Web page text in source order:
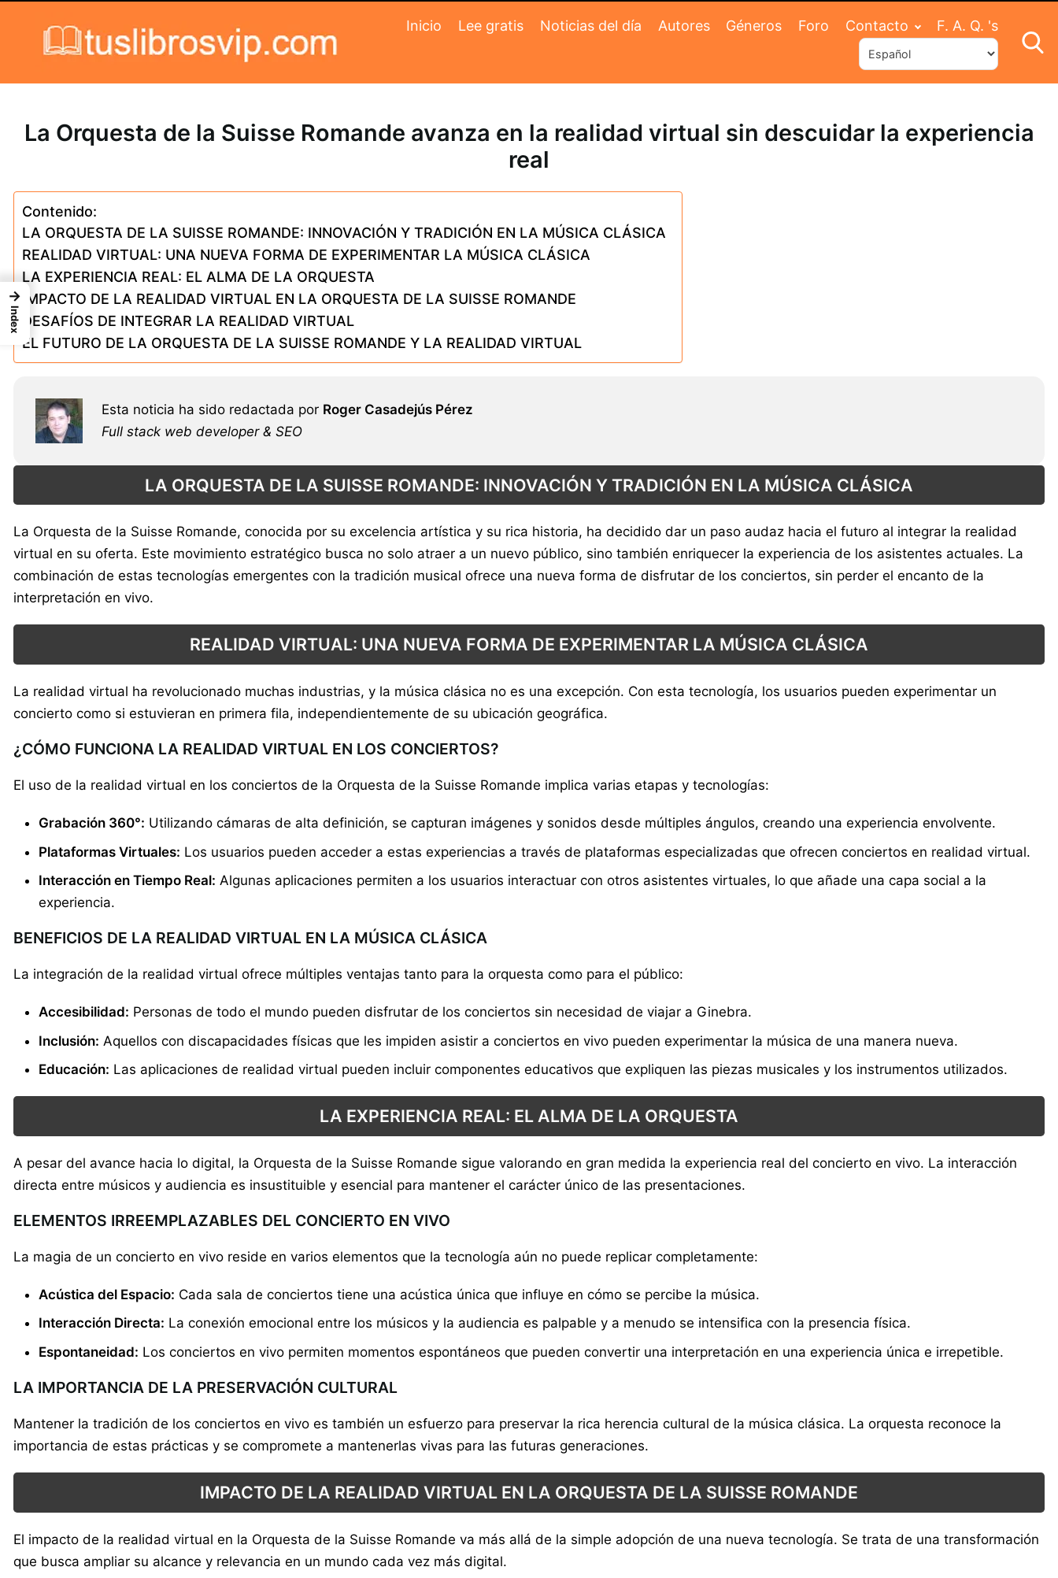
Inicio Lee gratis Noticias del día Autores Géneros Foro Contacto F. A. Q. 's
La Orquesta de la Suisse Romande avanza en la realidad virtual sin descuidar la experiencia
real
Contenido:
LA ORQUESTA DE LA SUISSE ROMANDE: INNOVACIÓN Y TRADICIÓN EN LA MÚSICA CLÁSICA
REALIDAD VIRTUAL: UNA NUEVA FORMA DE EXPERIMENTAR LA MÚSICA CLÁSICA
LA EXPERIENCIA REAL: EL ALMA DE LA ORQUESTA
IMPACTO DE LA REALIDAD VIRTUAL EN LA ORQUESTA DE LA SUISSE ROMANDE
DESAFÍOS DE INTEGRAR LA REALIDAD VIRTUAL
EL FUTURO DE LA ORQUESTA DE LA SUISSE ROMANDE Y LA REALIDAD VIRTUAL
Esta noticia ha sido redactada por Roger Casadejús Pérez
Full stack web developer & SEO
LA ORQUESTA DE LA SUISSE ROMANDE: INNOVACIÓN Y TRADICIÓN EN LA MÚSICA CLÁSICA
La Orquesta de la Suisse Romande, conocida por su excelencia artística y su rica historia, ha decidido dar un paso audaz hacia el futuro al integrar la realidad
virtual en su oferta. Este movimiento estratégico busca no solo atraer a un nuevo público, sino también enriquecer la experiencia de los asistentes actuales. La
combinación de estas tecnologías emergentes con la tradición musical ofrece una nueva forma de disfrutar de los conciertos, sin perder el encanto de la
interpretación en vivo.
REALIDAD VIRTUAL: UNA NUEVA FORMA DE EXPERIMENTAR LA MÚSICA CLÁSICA
La realidad virtual ha revolucionado muchas industrias, y la música clásica no es una excepción. Con esta tecnología, los usuarios pueden experimentar un
concierto como si estuvieran en primera fila, independientemente de su ubicación geográfica.
¿CÓMO FUNCIONA LA REALIDAD VIRTUAL EN LOS CONCIERTOS?
El uso de la realidad virtual en los conciertos de la Orquesta de la Suisse Romande implica varias etapas y tecnologías:
Grabación 360°: Utilizando cámaras de alta definición, se capturan imágenes y sonidos desde múltiples ángulos, creando una experiencia envolvente.
Plataformas Virtuales: Los usuarios pueden acceder a estas experiencias a través de plataformas especializadas que ofrecen conciertos en realidad virtual.
Interacción en Tiempo Real: Algunas aplicaciones permiten a los usuarios interactuar con otros asistentes virtuales, lo que añade una capa social a la
experiencia.
BENEFICIOS DE LA REALIDAD VIRTUAL EN LA MÚSICA CLÁSICA
La integración de la realidad virtual ofrece múltiples ventajas tanto para la orquesta como para el público:
Accesibilidad: Personas de todo el mundo pueden disfrutar de los conciertos sin necesidad de viajar a Ginebra.
Inclusión: Aquellos con discapacidades físicas que les impiden asistir a conciertos en vivo pueden experimentar la música de una manera nueva.
Educación: Las aplicaciones de realidad virtual pueden incluir componentes educativos que expliquen las piezas musicales y los instrumentos utilizados.
LA EXPERIENCIA REAL: EL ALMA DE LA ORQUESTA
A pesar del avance hacia lo digital, la Orquesta de la Suisse Romande sigue valorando en gran medida la experiencia real del concierto en vivo. La interacción
directa entre músicos y audiencia es insustituible y esencial para mantener el carácter único de las presentaciones.
ELEMENTOS IRREEMPLAZABLES DEL CONCIERTO EN VIVO
La magia de un concierto en vivo reside en varios elementos que la tecnología aún no puede replicar completamente:
Acústica del Espacio: Cada sala de conciertos tiene una acústica única que influye en cómo se percibe la música.
Interacción Directa: La conexión emocional entre los músicos y la audiencia es palpable y a menudo se intensifica con la presencia física.
Espontaneidad: Los conciertos en vivo permiten momentos espontáneos que pueden convertir una interpretación en una experiencia única e irrepetible.
LA IMPORTANCIA DE LA PRESERVACIÓN CULTURAL
Mantener la tradición de los conciertos en vivo es también un esfuerzo para preservar la rica herencia cultural de la música clásica. La orquesta reconoce la
importancia de estas prácticas y se compromete a mantenerlas vivas para las futuras generaciones.
IMPACTO DE LA REALIDAD VIRTUAL EN LA ORQUESTA DE LA SUISSE ROMANDE
El impacto de la realidad virtual en la Orquesta de la Suisse Romande va más allá de la simple adopción de una nueva tecnología. Se trata de una transformación
que busca ampliar su alcance y relevancia en un mundo cada vez más digital.
→
Index